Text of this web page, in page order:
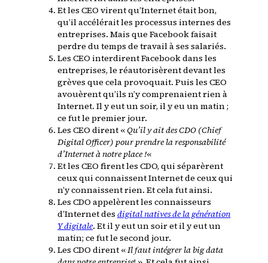
Et les CEO virent qu’Internet était bon,
qu’il accélérait les processus internes des
entreprises. Mais que Facebook faisait
perdre du temps de travail à ses salariés.
Les CEO interdirent Facebook dans les
entreprises, le réautorisèrent devant les
grèves que cela provoquait. Puis les CEO
avouèrent qu’ils n’y comprenaient rien à
Internet. Il y eut un soir, il y eu un matin ;
ce fut le premier jour.
Les CEO dirent «Qu’il y ait des CDO (Chief
Digital Officer) pour prendre la responsabilité
d’Internet à notre place !«
Et les CEO firent les CDO, qui séparèrent
ceux qui connaissent Internet de ceux qui
n’y connaissent rien. Et cela fut ainsi.
Les CDO appelèrent les connaisseurs
d’Internet des digital natives de la génération
Y digitale. Et il y eut un soir et il y eut un
matin; ce fut le second jour.
Les CDO dirent «Il faut intégrer la big data